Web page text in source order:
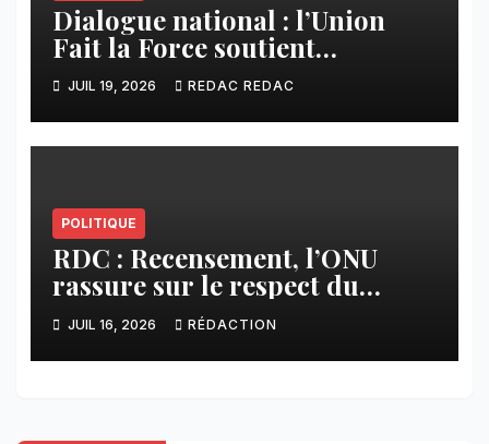
Dialogue national : l’Union
Fait la Force soutient
l’initiative de Tshisekedi et
s’oppose à la participation des
groupes armés
JUIL 19, 2026 REDAC REDAC
POLITIQUE
RDC : Recensement, l’ONU
rassure sur le respect du
calendrier constitutionnel
JUIL 16, 2026 RÉDACTION